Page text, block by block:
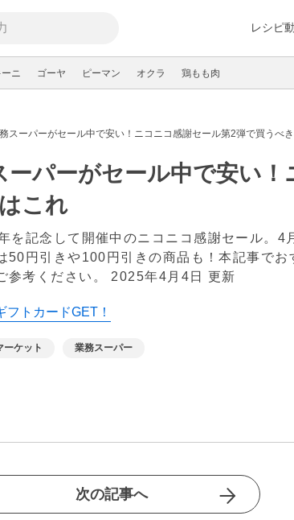
レシピ
ニ ゴーヤ ピーマン オクラ 鶏もも肉
スーパーがセール中で安い！ニコニコ感謝セール第2弾で買うべ
ーパーがセール中で安い
これ
を記念して開催中のニコニコ感謝セール。4
50円引きや100円引きの商品も！本記事で
参考ください。 2025年4月4日 更新
トカードGET！
ーケット 業務スーパー
次の記事へ